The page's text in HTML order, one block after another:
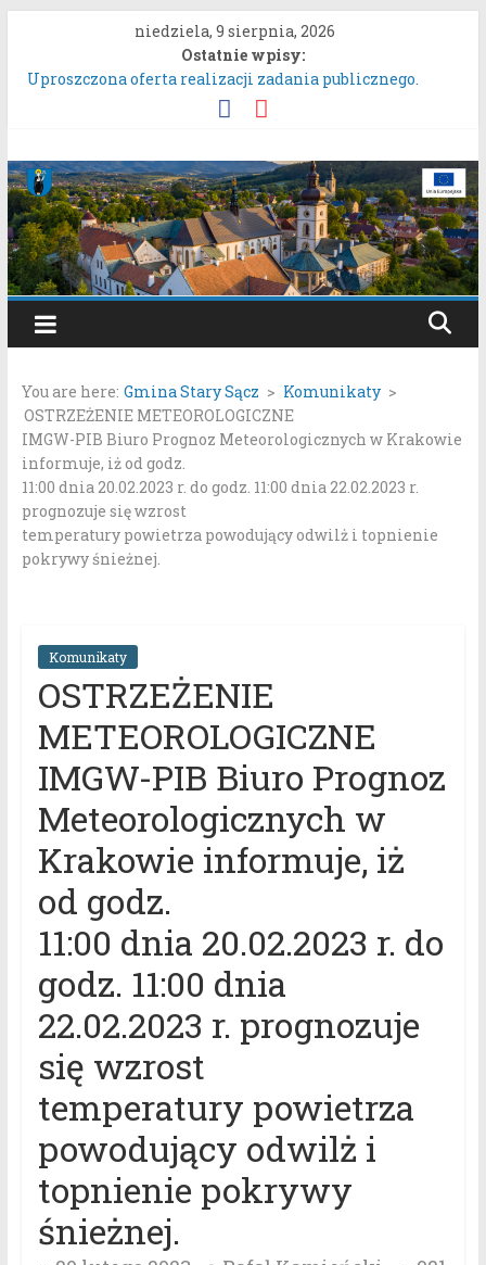
treści
niedziela, 9 sierpnia, 2026
Ostatnie wpisy:
Uproszczona oferta realizacji zadania publicznego.
ZARZĄDZENIE NR 136/2026BURMISTRZA STAREGO
oddania w najem, dzierżawę i użyczenie.
Konkurs Wieńców Dożynkowych Województwa
Małopolskiego.
Zgłaszanie uwag do oferty realizacji zadania publicznego
pn. „Integracyjna Grupa Teatralna” złożonej przez
Stowarzyszenie „Gniazdo”.
Konsultacje społeczne dotyczące zmiany „Miejscowego
Gmina
Stary
Sącz
Portal
Gminy
Stary
Sącz
You are here: Gmina Stary Sącz > Komunikaty >
OSTRZEŻENIE METEOROLOGICZNE
IMGW-PIB Biuro Prognoz Meteorologicznych w Krakowie
informuje, iż od godz.
11:00 dnia 20.02.2023 r. do godz. 11:00 dnia 22.02.2023 r.
prognozuje się wzrost
temperatury powietrza powodujący odwilż i topnienie
pokrywy śnieżnej.
Komunikaty
OSTRZEŻENIE
METEOROLOGICZNE
IMGW-PIB Biuro Prognoz
Meteorologicznych w
Krakowie informuje, iż
od godz.
11:00 dnia 20.02.2023 r. do
godz. 11:00 dnia
22.02.2023 r. prognozuje
się wzrost
temperatury powietrza
powodujący odwilż i
topnienie pokrywy
śnieżnej.